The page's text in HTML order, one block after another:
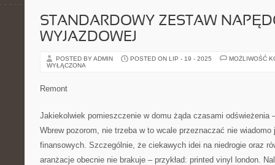
STANDARDOWY ZESTAW
WYJAZDOWEJ
POSTED BY ADMIN POSTED ON LIP - 19 - 2025
MOŻLIWOŚĆ
WYŁĄCZONA
Remont
Jakiekolwiek pomieszczenie w domu żąda czasami
Wbrew pozorom, nie trzeba w to wcale przeznaczać nie
finansowych. Szczególnie, że ciekawych idei na niedrogie oraz
aranżacje obecnie nie brakuje – przykład: printed vinyl london.